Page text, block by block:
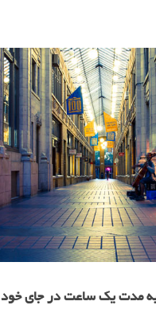
مدت یک ساعت در جای خود